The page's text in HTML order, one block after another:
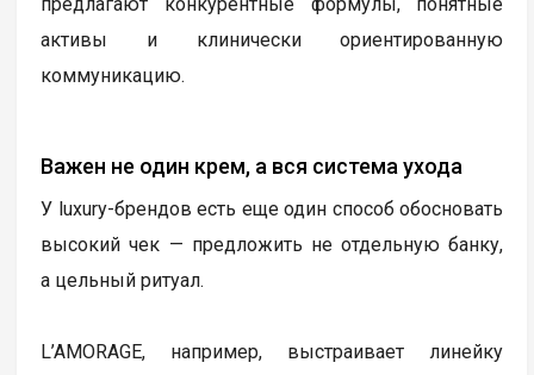
активы и клинически ориентированную
коммуникацию.
Важен не один крем, а вся система ухода
У luxury-брендов есть еще один способ обосновать
высокий чек — предложить не отдельную банку,
а цельный ритуал.
L’AMORAGE, например, выстраивает линейку